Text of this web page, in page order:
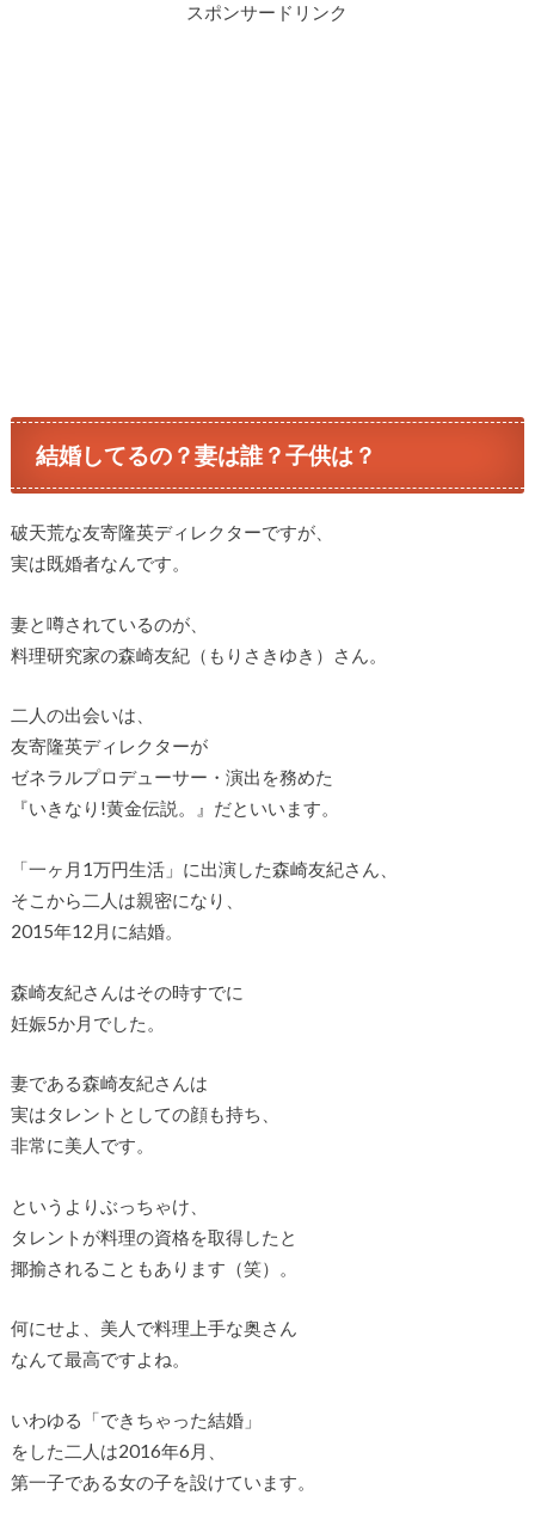
スポンサードリンク
結婚してるの？妻は誰？子供は？
破天荒な友寄隆英ディレクターですが、
実は既婚者なんです。
妻と噂されているのが、
料理研究家の森崎友紀（もりさきゆき）さん。
二人の出会いは、
友寄隆英ディレクターが
ゼネラルプロデューサー・演出を務めた
『いきなり!黄金伝説。』だといいます。
「一ヶ月1万円生活」に出演した森崎友紀さん、
そこから二人は親密になり、
2015年12月に結婚。
森崎友紀さんはその時すでに
妊娠5か月でした。
妻である森崎友紀さんは
実はタレントとしての顔も持ち、
非常に美人です。
というよりぶっちゃけ、
タレントが料理の資格を取得したと
揶揄されることもあります（笑）。
何にせよ、美人で料理上手な奥さん
なんて最高ですよね。
いわゆる「できちゃった結婚」
をした二人は2016年6月、
第一子である女の子を設けています。